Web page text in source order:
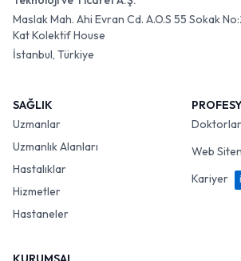
Maslak Mah. Ahi Evran Cd. A.O.S 55 Sokak
Kat Kolektif House
İstanbul, Türkiye
SAĞLIK
Uzmanlar
Uzmanlık Alanları
Hastalıklar
Hizmetler
Hastaneler
Web
Kariyer